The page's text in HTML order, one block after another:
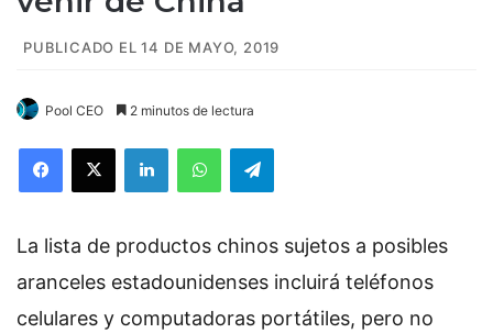
PUBLICADO EL 14 DE MAYO, 2019
Pool CEO 2 minutos de lectura
La lista de productos chinos sujetos a posibles
aranceles estadounidenses incluirá teléfonos
celulares y computadoras portátiles, pero no